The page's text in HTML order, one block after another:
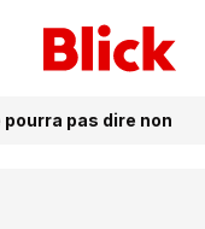
pas dire non